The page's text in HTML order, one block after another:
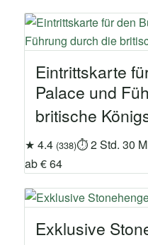
Eintrittskarte
Palace und
britische
★ 4.4 (338)⏱ 2 Std. 30
ab € 64
Exklusive